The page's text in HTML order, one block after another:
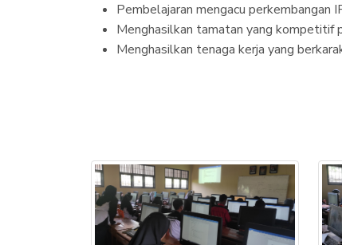
Pembelajaran mengacu perkembangan
Menghasilkan tamatan yang kompetitif
Menghasilkan tenaga kerja yang